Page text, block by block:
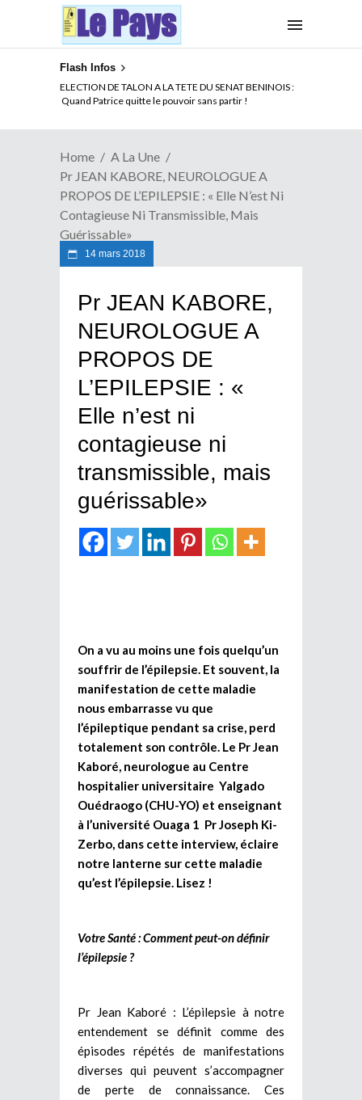
Flash Infos
ELECTION DE TALON A LA TETE DU SENAT BENINOIS :
Quand Patrice quitte le pouvoir sans partir !
Home
A La Une
Pr JEAN KABORE, NEUROLOGUE A
PROPOS DE L’EPILEPSIE : « Elle N’est Ni
Contagieuse Ni Transmissible, Mais
Guérissable»
14 mars 2018
Pr JEAN KABORE,
NEUROLOGUE A
PROPOS DE
L’EPILEPSIE : «
Elle n’est ni
contagieuse ni
transmissible, mais
guérissable»
On a vu au moins une fois quelqu’un
souffrir de l’épilepsie. Et souvent, la
manifestation de cette maladie
nous embarrasse vu que
l’épileptique pendant sa crise, perd
totalement son contrôle. Le Pr Jean
Kaboré, neurologue au Centre
hospitalier universitaire Yalgado
Ouédraogo (CHU-YO) et enseignant
à l’université Ouaga 1 Pr Joseph Ki-
Zerbo, dans cette interview, éclaire
notre lanterne sur cette maladie
qu’est l’épilepsie. Lisez !
Votre Santé : Comment peut-on définir
l’épilepsie ?
Pr Jean Kaboré : L’épilepsie à notre
entendement se définit comme des
épisodes répétés de manifestations
diverses qui peuvent s’accompagner
de perte de connaissance. Ces